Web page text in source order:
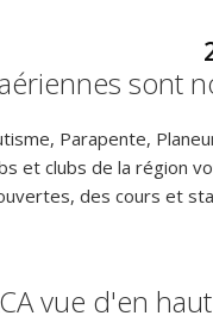
sont
Parapente,
et clubs de la région
des cours et
vue d'en